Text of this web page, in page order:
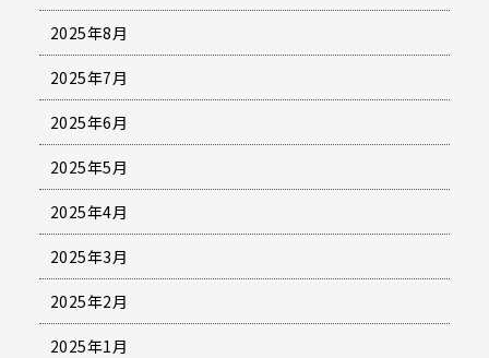
2025年8月
2025年7月
2025年6月
2025年5月
2025年4月
2025年3月
2025年2月
2025年1月